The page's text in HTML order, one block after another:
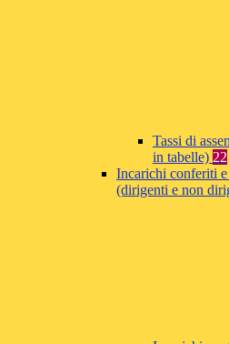
Tassi di
in tabelle) 22
Incarichi conferiti
(dirigenti e non